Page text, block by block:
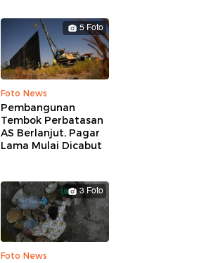
5 Foto
Foto News
Pembangunan
Tembok Perbatasan
AS Berlanjut, Pagar
Lama Mulai Dicabut
3 Foto
Foto News